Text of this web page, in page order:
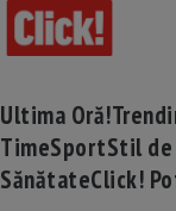
Ultima Oră!
TimeSportStil
SănătateClick!